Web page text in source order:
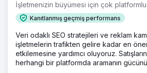
İşletmenizin büyümesi için çok platformlu
Kanıtlanmış geçmiş performans
Veri odaklı SEO stratejileri ve reklam
işletmelerin trafikten gelire kadar en
etkilemesine yardımcı oluyoruz.
herhangi bir platformda aramanın gücünü